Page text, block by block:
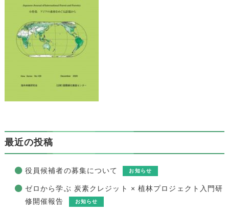
最近の投稿
役員候補者の募集について お知らせ
ゼロから学ぶ 炭素クレジット × 植林プロジェクト入門研
修開催報告
お知らせ